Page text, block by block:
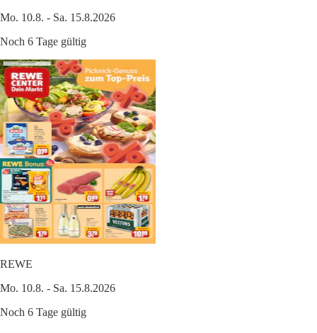
Mo. 10.8. - Sa. 15.8.2026
Noch 6 Tage gültig
REWE
Mo. 10.8. - Sa. 15.8.2026
Noch 6 Tage gültig